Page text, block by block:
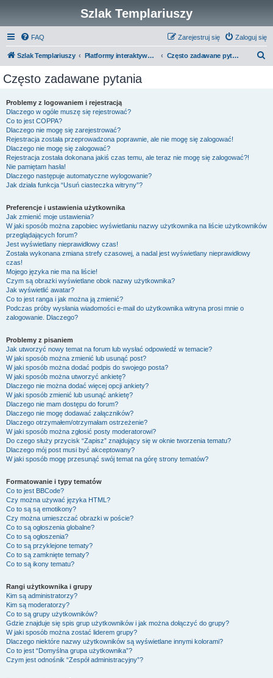
Szlak Templariuszy
FAQ Zaloguj się
Zarejestruj się
Szlak Templariuszy Platformy interaktywne Szlaku Templariuszy Często zadawane pytania
Często zadawane pytania
Problemy z logowaniem i rejestracją
Dlaczego w ogóle muszę się rejestrować?
Co to jest COPPA?
Dlaczego nie mogę się zarejestrować?
Rejestracja została przeprowadzona poprawnie, ale nie mogę się zalogować!
Dlaczego nie mogę się zalogować?
Rejestracja została dokonana jakiś czas temu, ale teraz nie mogę się zalogować?!
Nie pamiętam hasła!
Dlaczego następuje automatyczne wylogowanie?
Jak działa funkcja “Usuń ciasteczka witryny”?
Preferencje i ustawienia użytkownika
Jak zmienić moje ustawienia?
W jaki sposób można zapobiec wyświetlaniu nazwy użytkownika na liście użytkowników
przeglądających forum?
Jest wyświetlany nieprawidłowy czas!
Została wykonana zmiana strefy czasowej, a nadal jest wyświetlany nieprawidłowy
czas!
Mojego języka nie ma na liście!
Czym są obrazki wyświetlane obok nazwy użytkownika?
Jak wyświetlić awatar?
Co to jest ranga i jak można ją zmienić?
Podczas próby wysłania wiadomości e-mail do użytkownika witryna prosi mnie o
zalogowanie. Dlaczego?
Problemy z pisaniem
Jak utworzyć nowy temat na forum lub wysłać odpowiedź w temacie?
W jaki sposób można zmienić lub usunąć post?
W jaki sposób można dodać podpis do swojego posta?
W jaki sposób można utworzyć ankietę?
Dlaczego nie można dodać więcej opcji ankiety?
W jaki sposób zmienić lub usunąć ankietę?
Dlaczego nie mam dostępu do forum?
Dlaczego nie mogę dodawać załączników?
Dlaczego otrzymałem/otrzymałam ostrzeżenie?
W jaki sposób można zgłosić posty moderatorowi?
Do czego służy przycisk “Zapisz” znajdujący się w oknie tworzenia tematu?
Dlaczego mój post musi być akceptowany?
W jaki sposób mogę przesunąć swój temat na górę strony tematów?
Formatowanie i typy tematów
Co to jest BBCode?
Czy można używać języka HTML?
Co to są są emotikony?
Czy można umieszczać obrazki w poście?
Co to są ogłoszenia globalne?
Co to są ogłoszenia?
Co to są przyklejone tematy?
Co to są zamknięte tematy?
Co to są ikony tematu?
Rangi użytkownika i grupy
Kim są administratorzy?
Kim są moderatorzy?
Co to są grupy użytkowników?
Gdzie znajduje się spis grup użytkowników i jak można dołączyć do grupy?
W jaki sposób można zostać liderem grupy?
Dlaczego niektóre nazwy użytkowników są wyświetlane innymi kolorami?
Co to jest “Domyślna grupa użytkownika”?
Czym jest odnośnik “Zespół administracyjny”?